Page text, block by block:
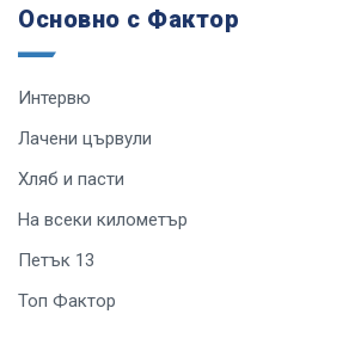
Основно с Фактор
Интервю
Лачени цървули
Хляб и пасти
На всеки километър
Петък 13
Топ Фактор